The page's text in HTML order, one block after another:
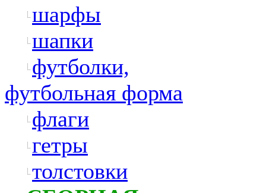
шарфы
шапки
футболки,
футбольная форма
флаги
гетры
толстовки